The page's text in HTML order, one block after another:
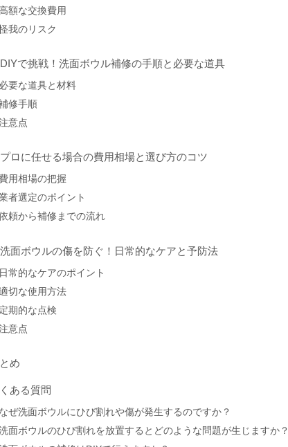
額な交換費用
我のリスク
で挑戦！洗面ボウル補修の手順と必要な道具
要な道具と材料
修手順
意点
ロに任せる場合の費用相場と選び方のコツ
用相場の把握
者選定のポイント
頼から補修までの流れ
面ボウルの傷を防ぐ！日常的なケアと予防法
常的なケアのポイント
切な使用方法
期的な点検
意点
め
ある質問
ぜ洗面ボウルにひび割れや傷が発生するのですか？
面ボウルのひび割れを放置するとどのような問題が生じますか？